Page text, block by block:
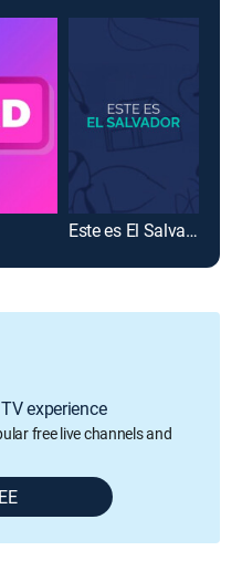
Este es El Salvador
experience
free live channels and